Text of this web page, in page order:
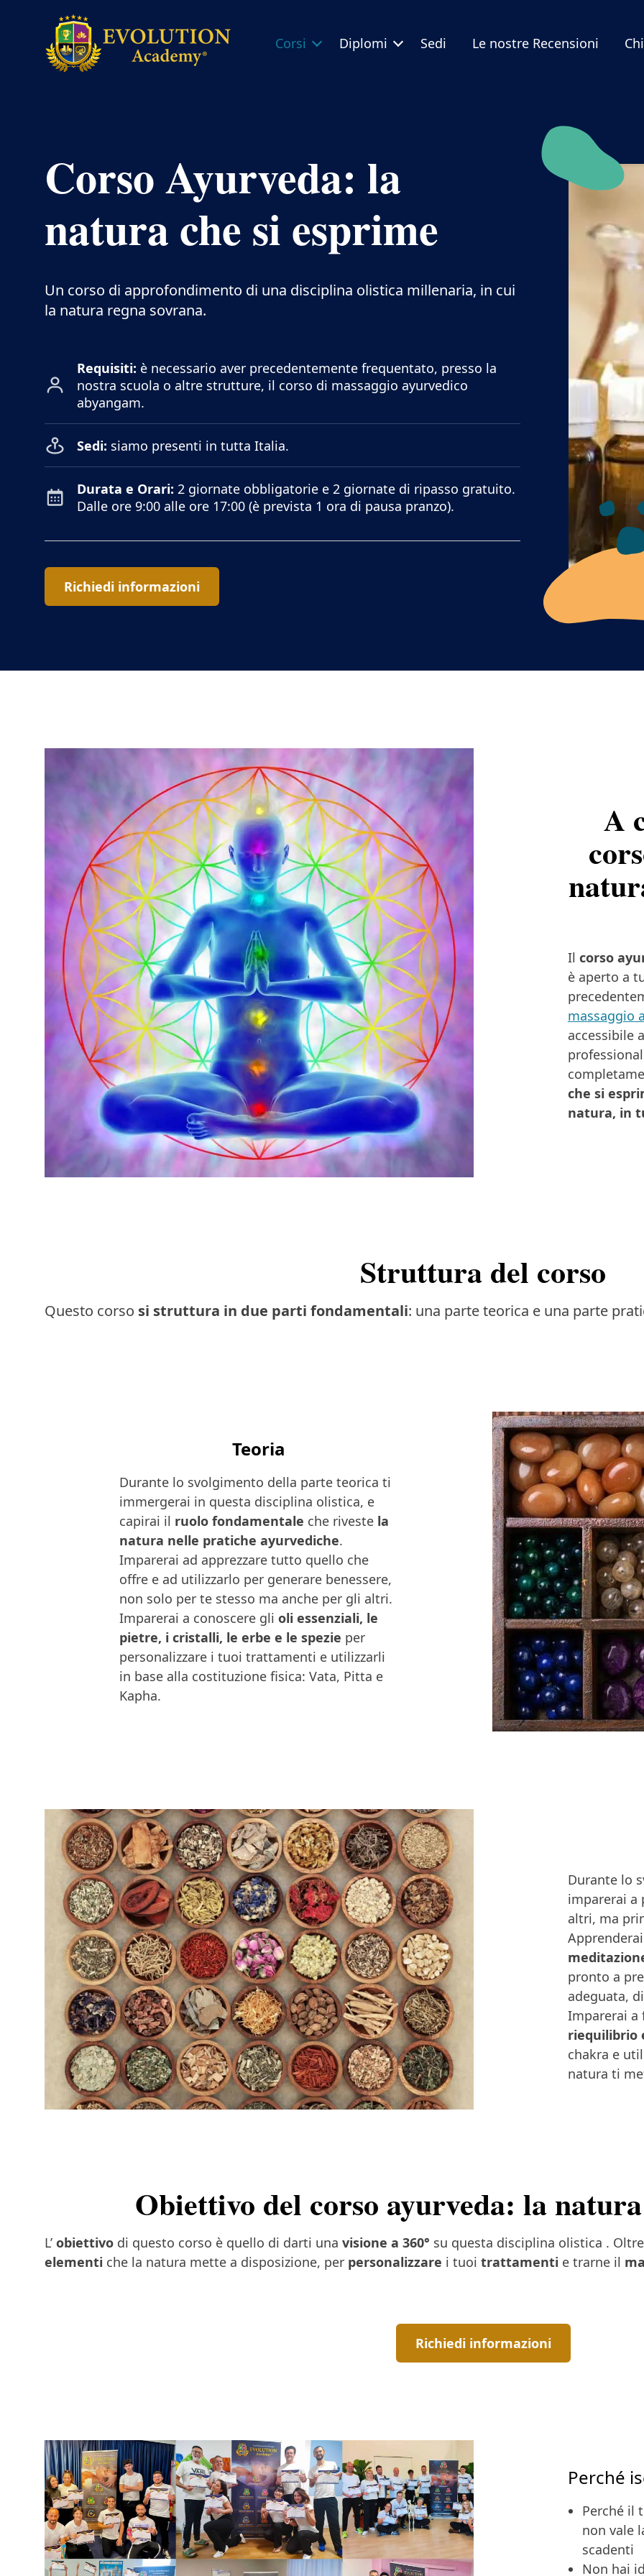
Corsi Diplomi Sedi Le nostre Recensioni
Corso Ayurveda: la
natura che si esprime
Un corso di approfondimento di una disciplina olistica millenaria, in cui
la natura regna sovrana.
Requisiti: è necessario aver precedentemente frequentato, presso la
nostra scuola o altre strutture, il corso di massaggio ayurvedico
abyangam.
Sedi: siamo presenti in tutta Italia.
Durata e Orari: 2 giornate obbligatorie e 2 giornate di ripasso gratuito.
Dalle ore 9:00 alle ore 17:00 (è prevista 1 ora di pausa pranzo).
Richiedi informazioni
A
Il corso
è aperto a
massaggio
accessibile
che si
natura, in
Struttura del corso
Questo corso si struttura in due parti fondamentali: una parte teorica e una parte
Teoria
Durante lo svolgimento della parte teorica ti
immergerai in questa disciplina olistica, e
capirai il ruolo fondamentale che riveste la
natura nelle pratiche ayurvediche.
Imparerai ad apprezzare tutto quello che
offre e ad utilizzarlo per generare benessere,
non solo per te stesso ma anche per gli altri.
Imparerai a conoscere gli oli essenziali, le
pietre, i cristalli, le erbe e le spezie per
personalizzare i tuoi trattamenti e utilizzarli
in base alla costituzione fisica: Vata, Pitta e
Kapha.
Durante lo
imparerai a
altri, ma
pronto a
adeguata,
Imparerai
riequilibrio
chakra e
natura ti
Obiettivo del corso ayurveda: la
L’ obiettivo di questo corso è quello di darti una visione a 360° su questa disciplina olistica .
elementi che la natura mette a disposizione, per personalizzare i tuoi trattamenti e trarne il
Richiedi informazioni
Perché
Perché il
non vale
scadenti
Non hai